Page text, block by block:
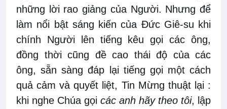
những lời rao giảng của Người. Nhưng để
làm nổi bật sáng kiến của Đức Giê-su khi
chính Người lên tiếng kêu gọi các ông,
đồng thời cũng đề cao thái độ của các
ông, sẵn sàng đáp lại tiếng gọi một cách
quả cảm và quyết liệt, Tin Mừng thuật lại :
khi nghe Chúa gọi các anh hãy theo tôi, lập